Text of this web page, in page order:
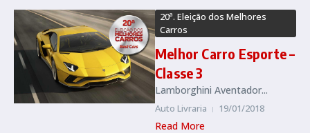
20ª. Eleição dos Melhores
Carros
Melhor Carro Esporte –
Classe 3
Lamborghini Aventador...
Auto Livraria 19/01/2018
Read More